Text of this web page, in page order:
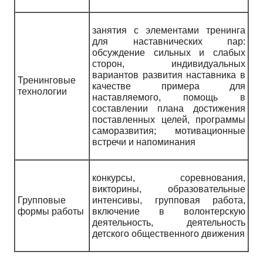
Тренинговые
технологии
занятия с элементами тренинга
для наставнических пар:
обсуждение сильных и слабых
сторон, индивидуальных
вариантов развития наставника в
качестве примера для
наставляемого, помощь в
составлении плана достижения
поставленных целей, программы
саморазвития; мотивационные
встречи и напоминания
Групповые
формы работы
конкурсы, соревнования,
викторины, образовательные
интенсивы, групповая работа,
включение в волонтерскую
деятельность, деятельность
детского общественного движения